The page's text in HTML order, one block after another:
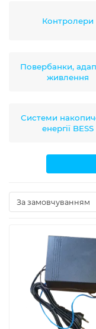
Контролери
Повербанки,
живлення
Системи
енергії BESS